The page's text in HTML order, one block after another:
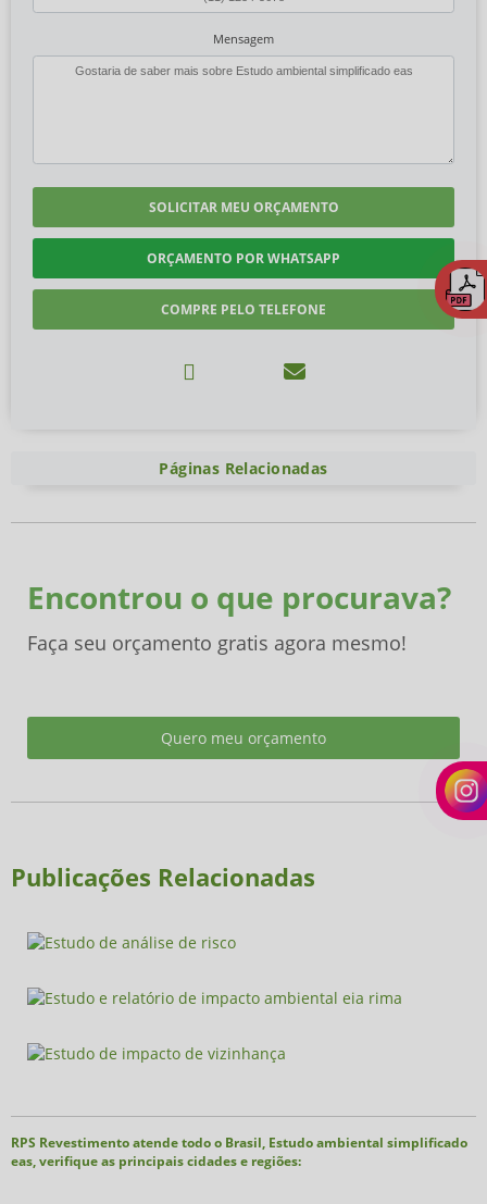
Mensagem
SOLICITAR MEU ORÇAMENTO
ORÇAMENTO POR WHATSAPP
COMPRE PELO TELEFONE
Páginas Relacionadas
Encontrou o que procurava?
Faça seu orçamento gratis agora mesmo!
Quero meu orçamento
Publicações Relacionadas
RPS Revestimento atende todo o Brasil, Estudo ambiental simplificado
eas, verifique as principais cidades e regiões: